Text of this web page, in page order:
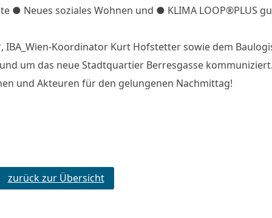
● Neues soziales Wohnen und ● KLIMA LOOP®PLUS
IBA_Wien-Koordinator Kurt Hofstetter sowie dem
um das neue Stadtquartier Berresgasse kommuniziert.
und Akteuren für den gelungenen Nachmittag!
zurück zur Übersicht